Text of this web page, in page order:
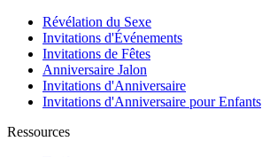
Révélation du Sexe
Invitations d'Événements
Invitations de Fêtes
Anniversaire Jalon
Invitations d'Anniversaire
Invitations d'Anniversaire pour Enfants
Ressources